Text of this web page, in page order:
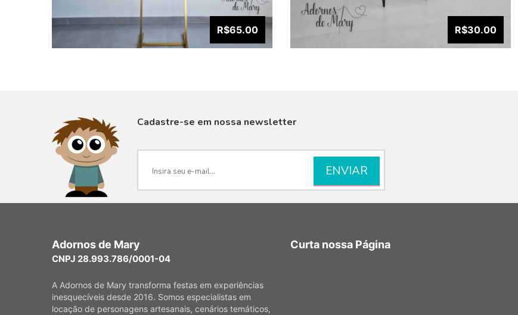
R$65.00
VISUALIZAR
R$30.00
VISUALIZAR
Cadastre-se em nossa newsletter
Adornos de Mary
CNPJ 28.993.786/0001-04
A Adornos de Mary transforma festas em experiências
inesquecíveis desde 2016. Somos especialistas em
locação de personagens artesanais, cenários temáticos,
Curta nossa Página